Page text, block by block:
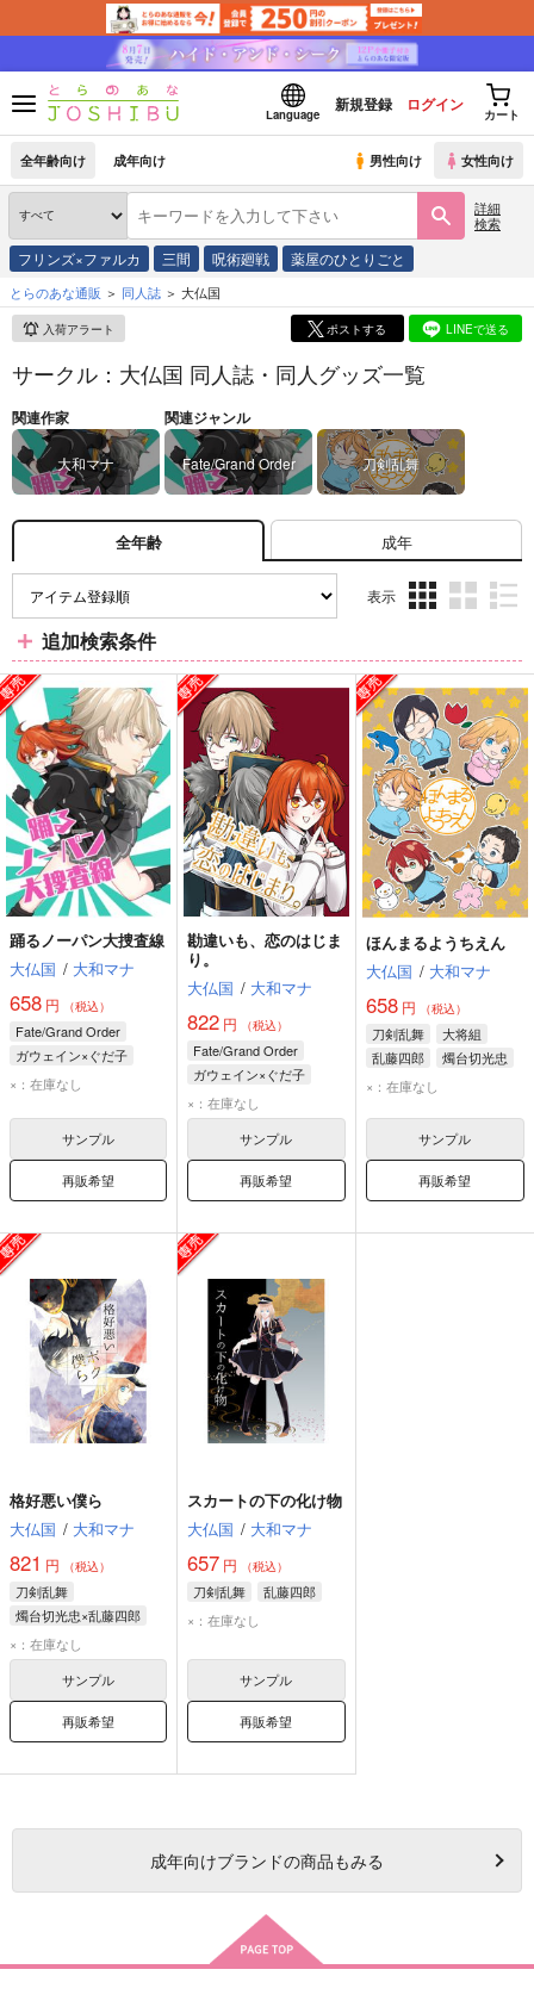
Language
新規登録 ログイン
カート
全年齢向け 成年向け 男性向け 女性向け
詳細
検索
フリンズ×ファルカ 三間 呪術廻戦 薬屋のひとりごと
とらのあな通販 同人誌 大仏国
入荷アラート ポストする LINEで送る
サークル：大仏国 同人誌・同人グッズ一覧
関連作家
大和マナ
関連ジャンル
Fate/Grand Order 刀剣乱舞
全年齢 成年
表示
ム
表
示
ム
表
示
ム
表
示
追加検索条件
踊るノーパン大捜査線
大仏国 / 大和マナ
658 円 （税込）
Fate/Grand Order
ガウェイン×ぐだ子
ガウェイン
×：在庫なし
サンプル
再販希望
勘違いも、恋のはじま
り。
大仏国 / 大和マナ
822 円 （税込）
Fate/Grand Order
ガウェイン×ぐだ子
ガウェイン
×：在庫なし
サンプル
再販希望
ほんまるようちえん
大仏国 / 大和マナ
658円 （税込）
刀剣乱舞
大将組
乱藤四郎
燭台切光忠
×：在庫なし
サンプル
再販希望
格好悪い僕ら
大仏国 / 大和マナ
821 円 （税込）
刀剣乱舞
燭台切光忠×乱藤四郎
燭台切光忠
×：在庫なし
サンプル
再販希望
スカートの下の化け物
大仏国 / 大和マナ
657 円 （税込）
刀剣乱舞
乱藤四郎
×：在庫なし
サンプル
再販希望
成年向けブランドの商品もみる